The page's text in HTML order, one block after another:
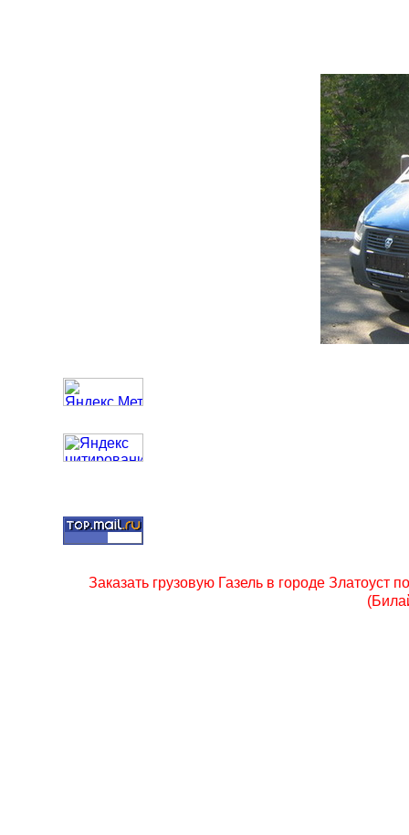
Заказать грузовую Газель в городе Златоуст